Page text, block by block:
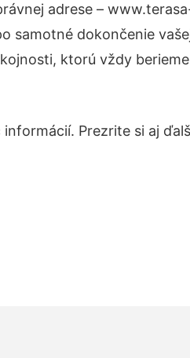
adrese –
samotné dokončenie
ktorú vždy
Prezrite si aj